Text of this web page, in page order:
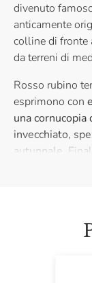
divenuto
anticamente
colline di fronte
da terreni di
Rosso rubino
esprimono con
una
invecchiato,
autunnale.
maggiorana e
Eccellente con
stagionati ed